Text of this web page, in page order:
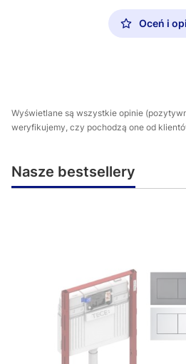
Oceń i
Wyświetlane są wszystkie opinie
weryfikujemy, czy pochodzą one od
Nasze bestsellery